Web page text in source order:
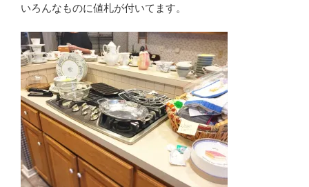
いろんなものに値札が付いてます。